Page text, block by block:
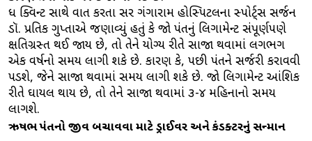
ધ ક્વિન્ટ સાથે વાત કરતા સર ગંગારામ હોસ્પિટલના સ્પોર્ટ્‌સ સર્જન
ડૉ. પ્રતિક ગુપ્તાએ જણાવ્યું હતું કે જાે પંતનું લિગામેન્ટ સંપૂર્ણપણે
ક્ષતિગ્રસ્ત થઈ જાય છે, તો તેને યોગ્ય રીતે સાજા થવામાં લગભગ
એક વર્ષનો સમય લાગી શકે છે. કારણ કે, પછી પંતને સર્જરી કરાવવી
પડશે, જેને સાજા થવામાં સમય લાગી શકે છે. જાે લિગામેન્ટ આંશિક
રીતે ઘાયલ થાય છે, તો તેને સાજા થવામાં ૩-૪ મહિનાનો સમય
લાગશે.
ઋષભ પંતનો જીવ બચાવવા માટે ડ્રાઈવર અને કંડક્ટરનું સન્માન